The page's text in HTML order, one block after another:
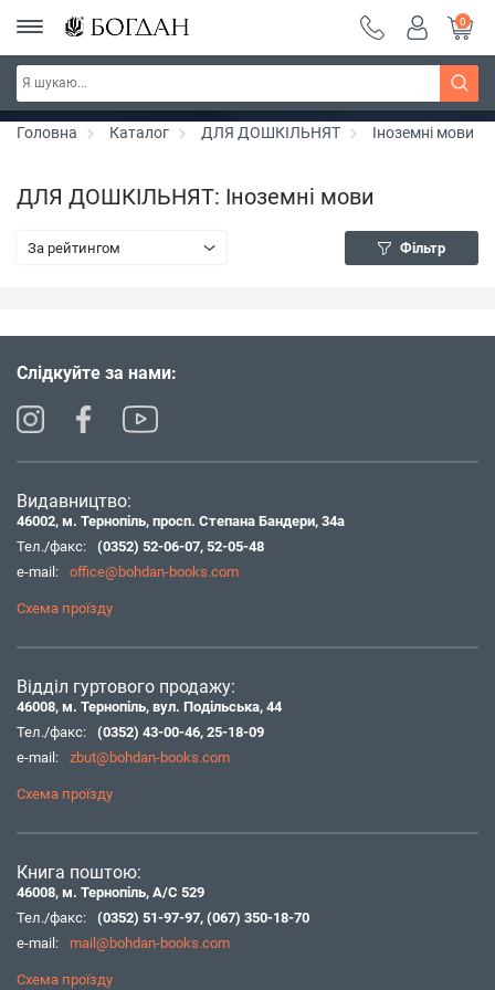
Серія "Чейзіана" ~ знижка 20%
0
Головна Каталог ДЛЯ ДОШКІЛЬНЯТ Іноземні мови
ДЛЯ ДОШКІЛЬНЯТ: Іноземні мови
За рейтингом Фільтр
Слідкуйте за нами:
Видавництво:
46002, м. Тернопіль, просп. Степана Бандери, 34а
Тел./факс:
(0352) 52-06-07, 52-05-48
e-mail:
office@bohdan-books.com
Схема проїзду
Відділ гуртового продажу:
46008, м. Тернопіль, вул. Подільська, 44
Тел./факс:
(0352) 43-00-46, 25-18-09
e-mail:
zbut@bohdan-books.com
Схема проїзду
Книга поштою:
46008, м. Тернопіль, А/С 529
Тел./факс:
(0352) 51-97-97, (067) 350-18-70
e-mail:
mail@bohdan-books.com
Схема проїзду